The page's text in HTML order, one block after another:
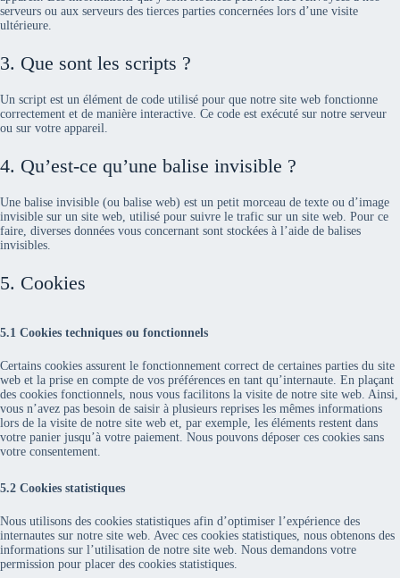
serveurs ou aux serveurs des tierces parties concernées lors d’une visite
ultérieure.
3. Que sont les scripts ?
Un script est un élément de code utilisé pour que notre site web fonctionne
correctement et de manière interactive. Ce code est exécuté sur notre serveur
ou sur votre appareil.
4. Qu’est-ce qu’une balise invisible ?
Une balise invisible (ou balise web) est un petit morceau de texte ou d’image
invisible sur un site web, utilisé pour suivre le trafic sur un site web. Pour ce
faire, diverses données vous concernant sont stockées à l’aide de balises
invisibles.
5. Cookies
5.1 Cookies techniques ou fonctionnels
Certains cookies assurent le fonctionnement correct de certaines parties du site
web et la prise en compte de vos préférences en tant qu’internaute. En plaçant
des cookies fonctionnels, nous vous facilitons la visite de notre site web. Ainsi,
vous n’avez pas besoin de saisir à plusieurs reprises les mêmes informations
lors de la visite de notre site web et, par exemple, les éléments restent dans
votre panier jusqu’à votre paiement. Nous pouvons déposer ces cookies sans
votre consentement.
5.2 Cookies statistiques
Nous utilisons des cookies statistiques afin d’optimiser l’expérience des
internautes sur notre site web. Avec ces cookies statistiques, nous obtenons des
informations sur l’utilisation de notre site web. Nous demandons votre
permission pour placer des cookies statistiques.